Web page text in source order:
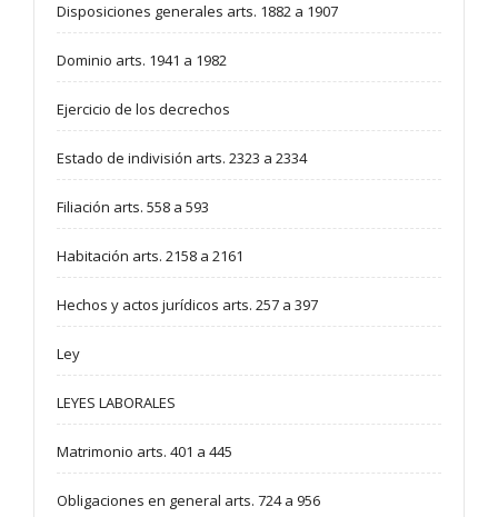
Disposiciones generales arts. 1882 a 1907
Dominio arts. 1941 a 1982
Ejercicio de los decrechos
Estado de indivisión arts. 2323 a 2334
Filiación arts. 558 a 593
Habitación arts. 2158 a 2161
Hechos y actos jurídicos arts. 257 a 397
Ley
LEYES LABORALES
Matrimonio arts. 401 a 445
Obligaciones en general arts. 724 a 956